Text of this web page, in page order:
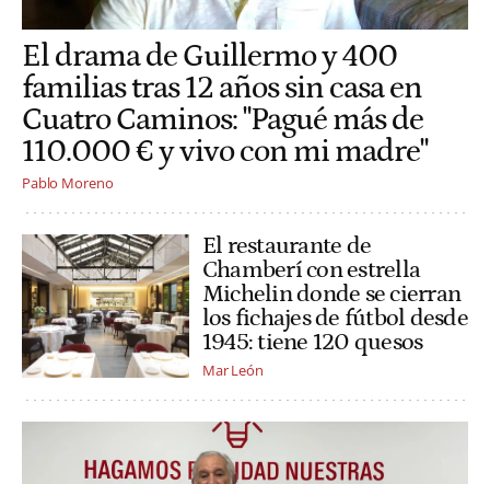
El drama de Guillermo y 400
familias tras 12 años sin casa en
Cuatro Caminos: "Pagué más de
110.000 € y vivo con mi madre"
Pablo Moreno
El restaurante de
Chamberí con estrella
Michelin donde se cierran
los fichajes de fútbol desde
1945: tiene 120 quesos
Mar León